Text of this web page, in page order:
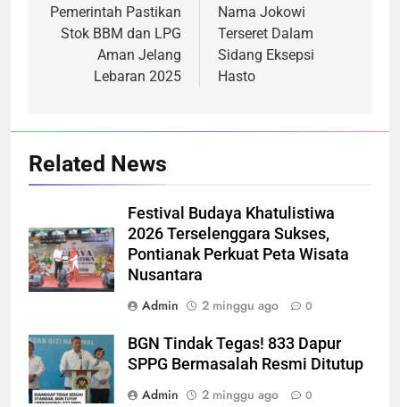
pos
Pemerintah Pastikan
Stok BBM dan LPG
Aman Jelang
Lebaran 2025
Nama Jokowi
Terseret Dalam
Sidang Eksepsi
Hasto
Related News
Festival Budaya Khatulistiwa
2026 Terselenggara Sukses,
Pontianak Perkuat Peta Wisata
Nusantara
Admin
2 minggu ago 0
BGN Tindak Tegas! 833 Dapur
SPPG Bermasalah Resmi Ditutup
Admin
2 minggu ago 0